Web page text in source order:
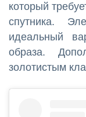
который
спутника.
идеальный
образа.
золотистым